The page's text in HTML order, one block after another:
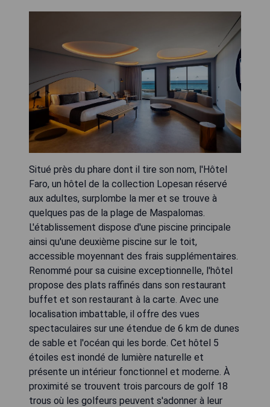
Situé près du phare dont il tire son nom, l'Hôtel
Faro, un hôtel de la collection Lopesan réservé
aux adultes, surplombe la mer et se trouve à
quelques pas de la plage de Maspalomas.
L'établissement dispose d'une piscine principale
ainsi qu'une deuxième piscine sur le toit,
accessible moyennant des frais supplémentaires.
Renommé pour sa cuisine exceptionnelle, l'hôtel
propose des plats raffinés dans son restaurant
buffet et son restaurant à la carte. Avec une
localisation imbattable, il offre des vues
spectaculaires sur une étendue de 6 km de dunes
de sable et l'océan qui les borde. Cet hôtel 5
étoiles est inondé de lumière naturelle et
présente un intérieur fonctionnel et moderne. À
proximité se trouvent trois parcours de golf 18
trous où les golfeurs peuvent s'adonner à leur